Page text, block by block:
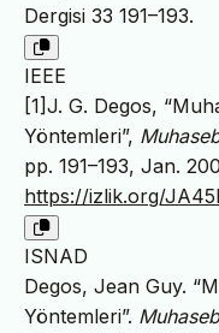
Dergisi 33 191–193.
IEEE
[1]J. G. Degos,
Yöntemleri”,
pp. 191–193, Jan.
https://izlik.org/
ISNAD
Degos, Jean Guy.
Yöntemleri”.